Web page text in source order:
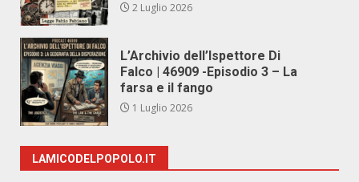
2 Luglio 2026
L’Archivio dell’Ispettore Di
Falco | 46909 -Episodio 3 – La
farsa e il fango
1 Luglio 2026
LAMICODELPOPOLO.IT